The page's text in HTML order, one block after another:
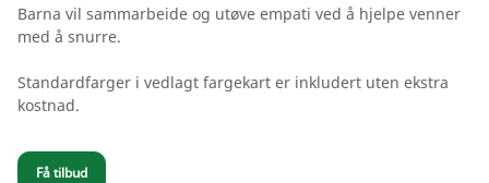
Barna vil sammarbeide og utøve empati ved å hjelpe venner
med å snurre.
Standardfarger i vedlagt fargekart er inkludert uten ekstra
kostnad.
Få tilbud